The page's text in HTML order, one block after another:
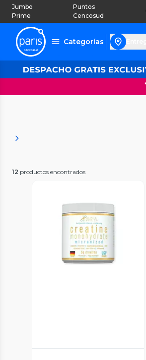
Jumbo
Prime
Puntos
Cencosud
Categorías
12 productos encontrados
Vista Previa